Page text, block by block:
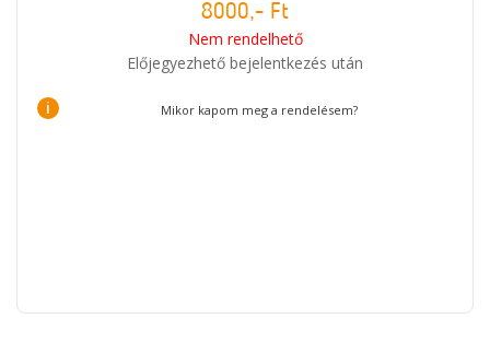
8000,- Ft
Nem rendelhető
Előjegyezhető bejelentkezés után
i Mikor kapom meg a rendelésem?